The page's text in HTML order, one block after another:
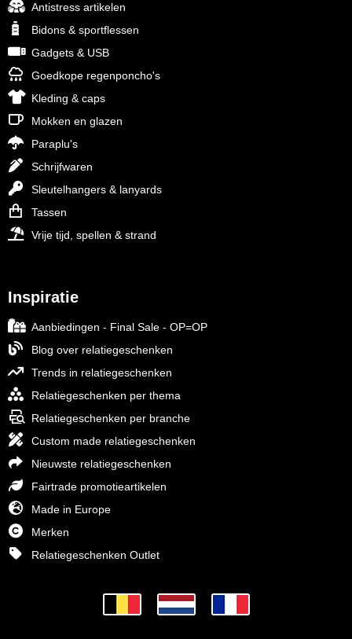
Antistress artikelen
Bidons & sportflessen
Gadgets & USB
Goedkope regenponcho's
Kleding & caps
Mokken en glazen
Paraplu's
Schrijfwaren
Sleutelhangers & lanyards
Tassen
Vrije tijd, spellen & strand
Inspiratie
Aanbiedingen - Final Sale - OP=OP
Blog over relatiegeschenken
Trends in relatiegeschenken
Relatiegeschenken per thema
Relatiegeschenken per branche
Custom made relatiegeschenken
Nieuwste relatiegeschenken
Fairtrade promotieartikelen
Made in Europe
Merken
Relatiegeschenken Outlet